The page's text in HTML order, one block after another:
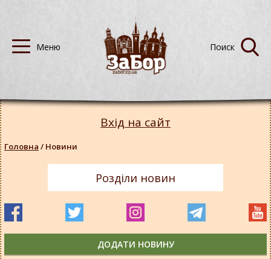
Вхід на сайт
Головна / Новини
Розділи новин
ДОДАТИ НОВИНУ